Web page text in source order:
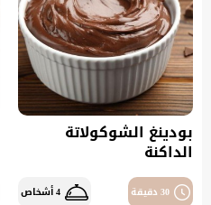
بودينغ الشوكولاتة
الداكنة
30 دقيقة 4 أشخاص